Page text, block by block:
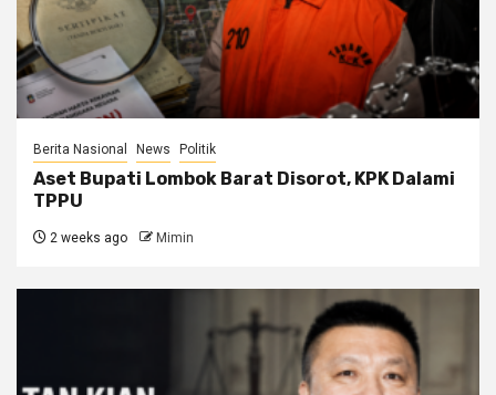
Berita Nasional News Politik
Aset Bupati Lombok Barat Disorot, KPK Dalami
TPPU
2 weeks ago Mimin